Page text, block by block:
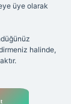
üye olarak
halinde,